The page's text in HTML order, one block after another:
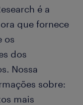
é a
que fornece
os
dos
Nossa
sobre:
mais